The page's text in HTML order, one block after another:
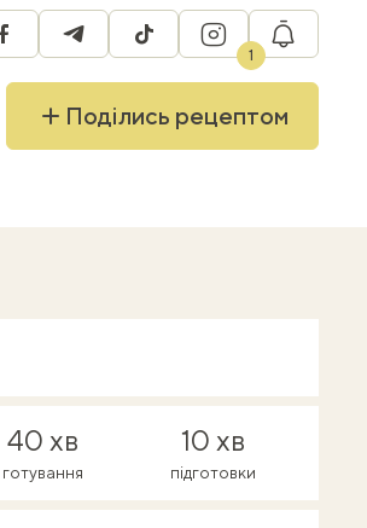
facebooktelegramtiktok instagram
1
Поділись рецептом
40 хв
готування
10 хв
підготовки